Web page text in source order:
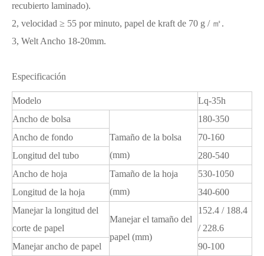
recubierto laminado).
2, velocidad ≥ 55 por minuto, papel de kraft de 70 g / ㎡.
3, Welt Ancho 18-20mm.
Especificación
Modelo
Lq-35h
Ancho de bolsa
Tamaño de la bolsa
(mm)
180-350
Ancho de fondo
70-160
Longitud del tubo
280-540
Ancho de hoja
Tamaño de la hoja
(mm)
530-1050
Longitud de la hoja
340-600
Manejar la longitud del
corte de papel
Manejar el tamaño del
papel (mm)
152.4 / 188.4
/ 228.6
Manejar ancho de papel
90-100